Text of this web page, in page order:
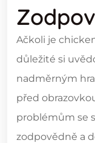
Ačkoli je
důležité si
nadměrným
před
problémům se
zodpovědně a